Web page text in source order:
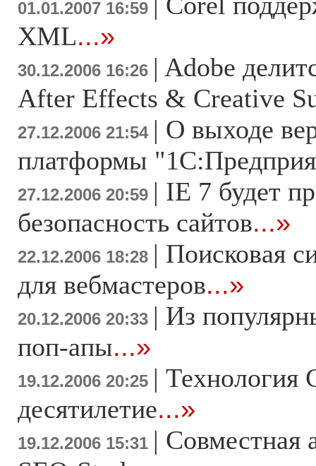
01.01.2007 16:59
XML...»
30.12.2006 16:26 | Adobe
After Effects & Creative
27.12.2006 21:54 | О выходе
платформы
27.12.2006 20:59 | IE 7 будет
безопасность сайтов...»
22.12.2006 18:28 | Поисковая
для вебмастеров...»
20.12.2006 20:33 | Из
поп-апы...»
19.12.2006 20:25 | Технология
десятилетие...»
19.12.2006 15:31 | Совместная